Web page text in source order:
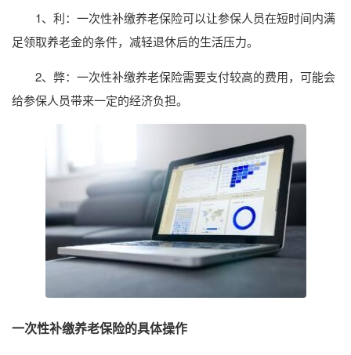
1、利：一次性补缴养老保险可以让参保人员在短时间内满
足领取养老金的条件，减轻退休后的生活压力。
2、弊：一次性补缴养老保险需要支付较高的费用，可能会
给参保人员带来一定的经济负担。
一次性补缴养老保险的具体操作